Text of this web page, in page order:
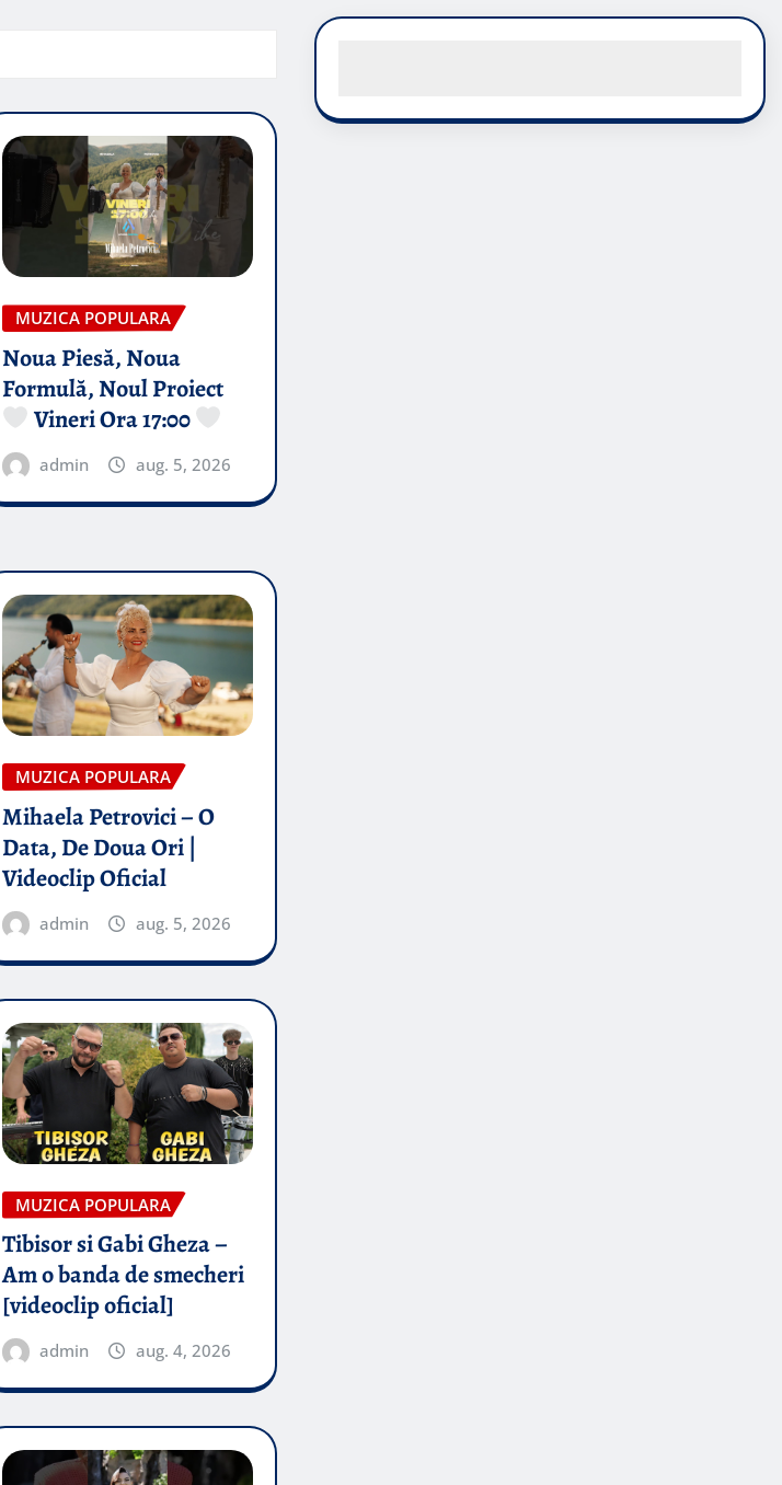
MUZICA POPULARA
Noua Piesă, Noua
Formulă, Noul Proiect
Vineri Ora 17:00
admin aug. 5, 2026
MUZICA POPULARA
Mihaela Petrovici – O
Data, De Doua Ori |
Videoclip Oficial
admin aug. 5, 2026
MUZICA POPULARA
Tibisor si Gabi Gheza –
Am o banda de smecheri
[videoclip oficial]
admin aug. 4, 2026